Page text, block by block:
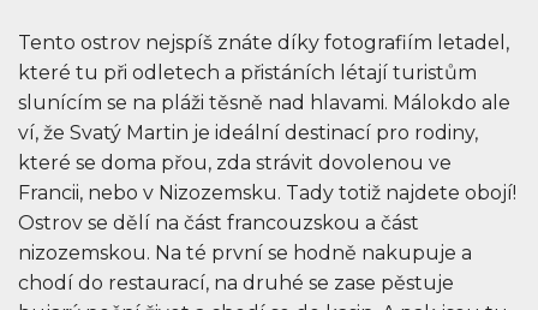
Tento ostrov nejspíš znáte díky fotografiím letadel,
které tu při odletech a přistáních létají turistům
slunícím se na pláži těsně nad hlavami. Málokdo ale
ví, že Svatý Martin je ideální destinací pro rodiny,
které se doma přou, zda strávit dovolenou ve
Francii, nebo v Nizozemsku. Tady totiž najdete obojí!
Ostrov se dělí na část francouzskou a část
nizozemskou. Na té první se hodně nakupuje a
chodí do restaurací, na druhé se zase pěstuje